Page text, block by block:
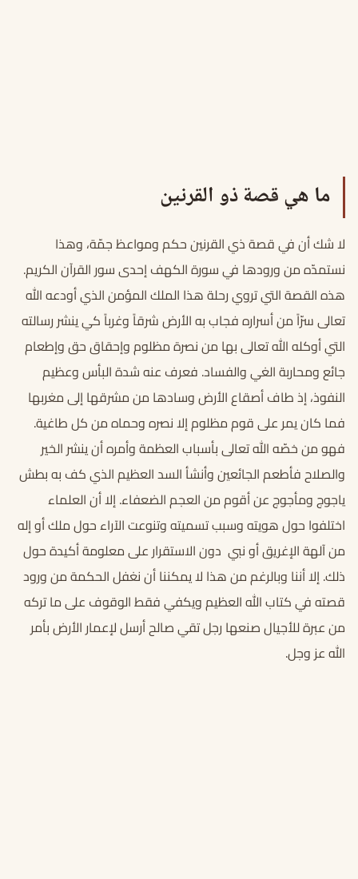
ما هي قصة ذو القرنين
لا شك أن في قصة ذي القرنين حكم ومواعظ جمّة، وهذا
نستمدّه من ورودها في سورة الكهف إحدى سور القرآن الكريم.
هذه القصة التي تروي رحلة هذا الملك المؤمن الذي أودعه الله
تعالى سرّاً من أسراره فجاب به الأرض شرقاً وغرباً كي ينشر رسالته
التي أوكله الله تعالى بها من نصرة مظلوم وإحقاق حق وإطعام
جائع ومحاربة الغي والفساد. فعرف عنه شدة البأس وعظيم
النفوذ، إذ طاف أصقاع الأرض وسادها من مشرقها إلى مغربها
فما كان يمر على قوم مظلوم إلا نصره وحماه من كل طاغية.
فهو من خصّه الله تعالى بأسباب العظمة وأمره أن ينشر الخير
والصلاح فأطعم الجائعين وأنشأ السد العظيم الذي كف به بطش
ياجوج ومأجوج عن أقوم من العجم الضعفاء. إلا أن العلماء
اختلفوا حول هويته وسبب تسميته وتنوعت الآراء حول ملك أو إله
من آلهة الإغريق أو نبي دون الاستقرار على معلومة أكيدة حول
ذلك. إلا أننا وبالرغم من هذا لا يمكننا أن نغفل الحكمة من ورود
قصته في كتاب الله العظيم ويكفي فقط الوقوف على ما تركه
من عبرة للأجيال صنعها رجل تقي صالح أرسل لإعمار الأرض بأمر
الله عز وجل.